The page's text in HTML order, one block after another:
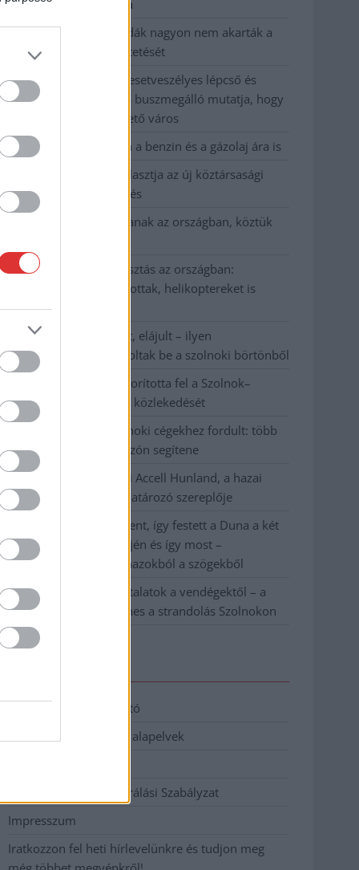
kevesebbet vittek haza
A Szolnok megyei gazdák nagyon nem akarták a
JÉGER további üzemeltetését
Csendélet 5.0: alig balesetveszélyes lépcső és
remek állapotban levő buszmegálló mutatja, hogy
Szolnok mennyire élhető város
Pénteken újra csökken a benzin és a gázolaj ára is
Napokon belül megválasztja az új köztársasági
elnököt az Országgyűlés
Kiterjedt tüzek pusztítanak az országban, köztük
Harmadfokú hőségriasztás az országban:
Szolnokon klímát javítottak, helikoptereket is
bevetettek a tüzeknél
A zárkában rosszul lett, elájult – ilyen
körülményekről számoltak be a szolnoki börtönből
Váratlan fennakadás borította fel a Szolnok–
Kecskemét vasútvonal közlekedését
A polgármester a szolnoki cégekhez fordult: több
száz elbocsátott dolgozón segítene
Csődbe ment a tószegi Accell Hunland, a hazai
kerékpárgyártás meghatározó szereplője
Egyszer fent, egyszer lent, így festett a Duna a két
évvel ezelőtti árvíz idején és így most –
fotógyűjtemény ugyanazokból a szögekből
Ilyenek eddig a tapasztalatok a vendégektől – a
hőhullám miatt ingyenes a strandolás Szolnokon
Adatkezelési tájékoztató
Etikai és függetlenségi alapelvek
Hozzászólási és Moderálási Szabályzat
Impresszum
Iratkozzon fel heti hírlevelünkre és tudjon meg